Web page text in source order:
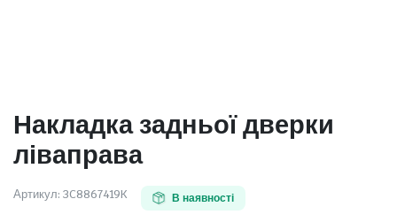
Накладка задньої дверки
ліваправа
Артикул: 3C8867419K В наявності